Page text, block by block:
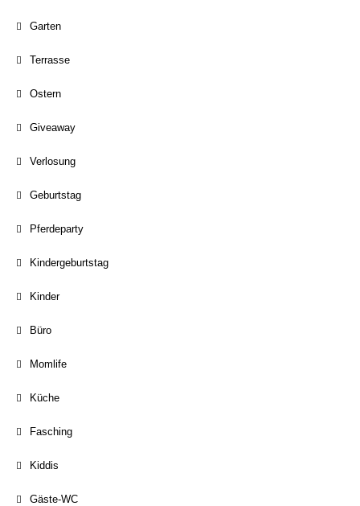
Garten
Terrasse
Ostern
Giveaway
Verlosung
Geburtstag
Pferdeparty
Kindergeburtstag
Kinder
Büro
Momlife
Küche
Fasching
Kiddis
Gäste-WC